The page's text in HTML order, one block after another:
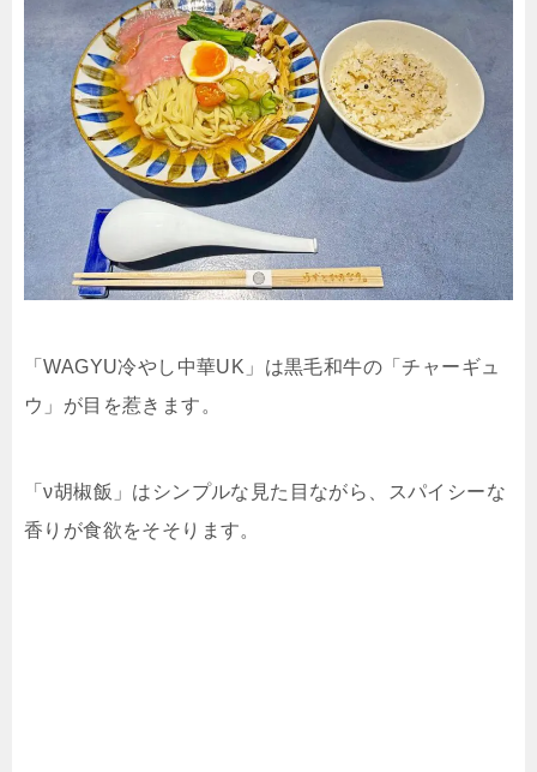
「WAGYU冷やし中華UK」は黒毛和牛の「チャーギュ
ウ」が目を惹きます。
「ν胡椒飯」はシンプルな見た目ながら、スパイシーな
香りが食欲をそそります。